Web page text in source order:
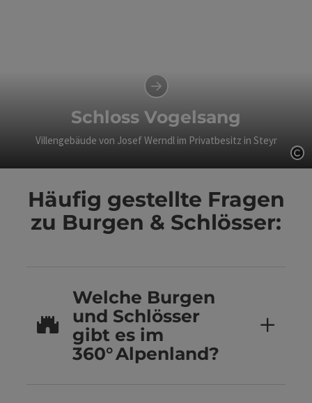
Schloss Vogelsang
Villengebäude von Josef Werndl im Privatbesitz in Steyr
Häufig gestellte Fragen
zu Burgen & Schlösser:
Welche Burgen
und Schlösser
gibt es im
360° Alpenland?